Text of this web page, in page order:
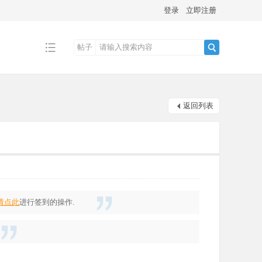
登录 立即注册
帖子
返回列表
点此进行签到的操作.